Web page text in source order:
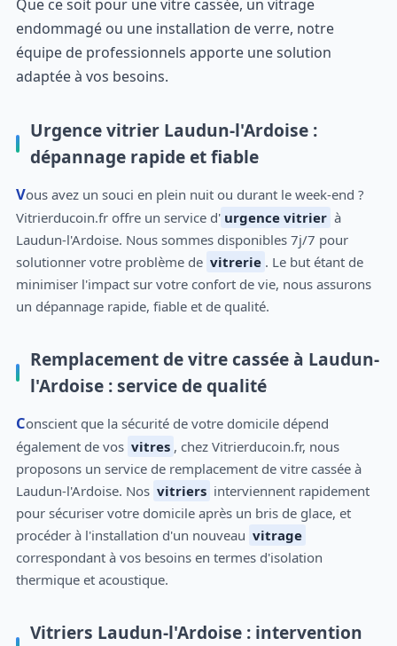
Que ce soit pour une vitre cassée, un vitrage
endommagé ou une installation de verre, notre
équipe de professionnels apporte une solution
adaptée à vos besoins.
Urgence vitrier Laudun-l'Ardoise :
dépannage rapide et fiable
Vous avez un souci en plein nuit ou durant le week-end ?
Vitrierducoin.fr offre un service d' urgence vitrier à
Laudun-l'Ardoise. Nous sommes disponibles 7j/7 pour
solutionner votre problème de vitrerie . Le but étant de
minimiser l'impact sur votre confort de vie, nous assurons
un dépannage rapide, fiable et de qualité.
Remplacement de vitre cassée à Laudun-
l'Ardoise : service de qualité
Conscient que la sécurité de votre domicile dépend
également de vos vitres , chez Vitrierducoin.fr, nous
proposons un service de remplacement de vitre cassée à
Laudun-l'Ardoise. Nos vitriers interviennent rapidement
pour sécuriser votre domicile après un bris de glace, et
procéder à l'installation d'un nouveau vitrage
correspondant à vos besoins en termes d'isolation
thermique et acoustique.
Vitriers Laudun-l'Ardoise : intervention